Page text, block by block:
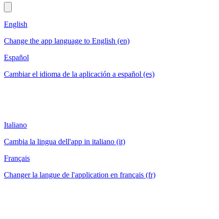
English
Change the app language to English (en)
Español
Cambiar el idioma de la aplicación a español (es)
Italiano
Cambia la lingua dell'app in italiano (it)
Français
Changer la langue de l'application en français (fr)